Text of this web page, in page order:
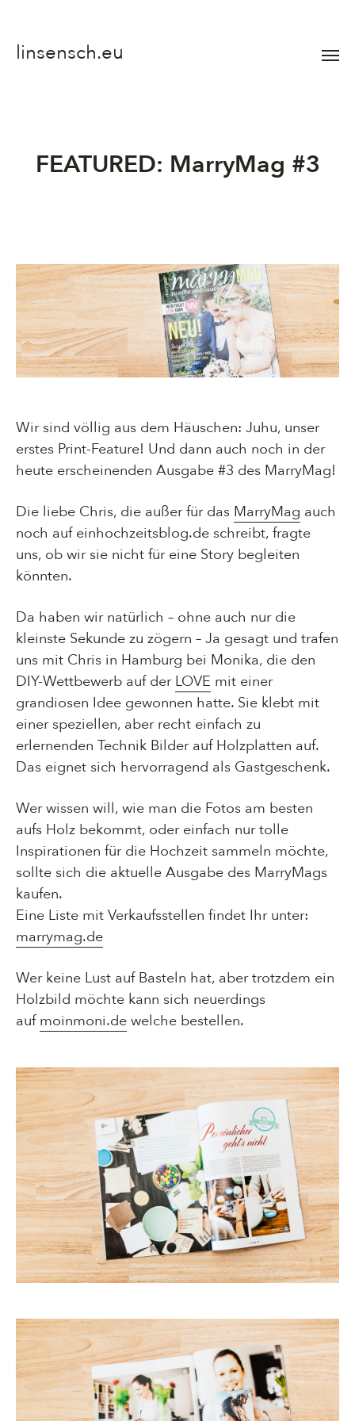
linsensch.eu
Menü
FEATURED: MarryMag #3
Wir sind völlig aus dem Häuschen: Juhu, unser
erstes Print-Feature! Und dann auch noch in der
heute erscheinenden Ausgabe #3 des MarryMag!
Die liebe Chris, die außer für das MarryMag auch
noch auf einhochzeitsblog.de schreibt, fragte
uns, ob wir sie nicht für eine Story begleiten
könnten.
Da haben wir natürlich – ohne auch nur die
kleinste Sekunde zu zögern – Ja gesagt und trafen
uns mit Chris in Hamburg bei Monika, die den
DIY-Wettbewerb auf der LOVE mit einer
grandiosen Idee gewonnen hatte. Sie klebt mit
einer speziellen, aber recht einfach zu
erlernenden Technik Bilder auf Holzplatten auf.
Das eignet sich hervorragend als Gastgeschenk.
Wer wissen will, wie man die Fotos am besten
aufs Holz bekommt, oder einfach nur tolle
Inspirationen für die Hochzeit sammeln möchte,
sollte sich die aktuelle Ausgabe des MarryMags
kaufen.
Eine Liste mit Verkaufsstellen findet Ihr unter:
marrymag.de
Wer keine Lust auf Basteln hat, aber trotzdem ein
Holzbild möchte kann sich neuerdings
auf moinmoni.de welche bestellen.